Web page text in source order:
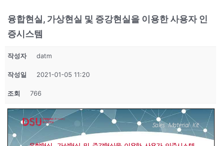
융합현실, 가상현실 및 증강현실을 이용한 사용자 인
증시스템
작성자 datm
작성일 2021-01-05 11:20
조회 766